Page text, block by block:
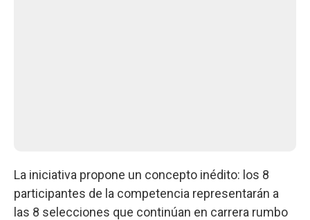
La iniciativa propone un concepto inédito: los 8
participantes de la competencia representarán a
las 8 selecciones que continúan en carrera rumbo